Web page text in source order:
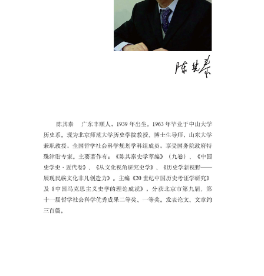
基础上，作者系统地梳理了清代公羊学说由揭起复
兴序幕，至张大旗帜，至改造发展，至达到极盛的
波澜曲折的历程，分析了古老的儒家经典何以成为
近代维新派倡导维新变法的理论武器。
二、造端宏大， 奠定基础 ９７
三、刘逢禄公羊学说的二重性 １１３
四、凌曙和陈立 １２０
第四章 清代公羊学说的巨大飞跃（上） １３９
三、公羊三世说与龚自珍古代社会史观 １６３
四、龚自珍的强烈批判精神 １７６
第五章 清代公羊学说的巨大飞跃（下） １９３
一、魏源的今文学著作 １９３
二、经世学风和魏源的社会改革思想 ２１４